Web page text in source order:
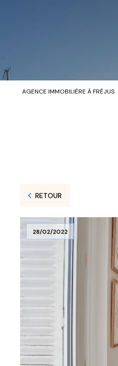
AGENCE IMMOBILIÈRE À FRÉJUS
RETOUR
28/02/2022